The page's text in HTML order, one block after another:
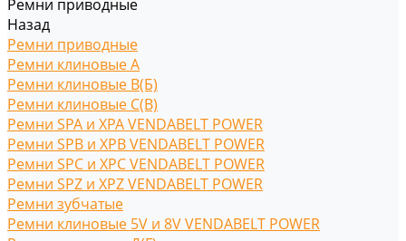
Ремни приводные
Назад
Ремни приводные
Ремни клиновые A
Ремни клиновые В(Б)
Ремни клиновые С(B)
Ремни SPA и XPA VENDABELT POWER
Ремни SPB и XPB VENDABELT POWER
Ремни SPC и XPC VENDABELT POWER
Ремни SPZ и XPZ VENDABELT POWER
Ремни зубчатые
Ремни клиновые 5V и 8V VENDABELT POWER